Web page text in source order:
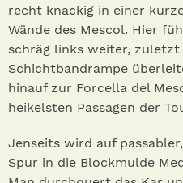
recht knackig in einer
Wände des Mescol. Hier
schräg links weiter,
Schichtbandrampe
hinauf zur Forcella del
heikelsten Passagen der
Jenseits wird auf
Spur in die Blockmulde